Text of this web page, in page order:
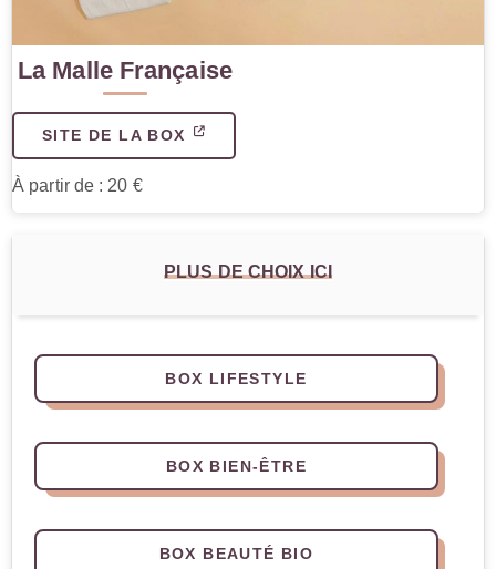
La Malle Française
SITE DE LA BOX
À partir de : 20 €
PLUS DE CHOIX ICI
BOX LIFESTYLE
BOX BIEN-ÊTRE
BOX BEAUTÉ BIO